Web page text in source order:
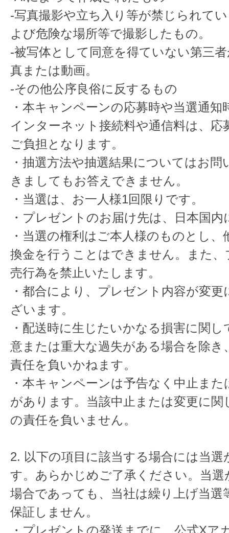
-写真撮影や立ち入り等が禁じられて
よび危険な場所等で撮影したもの。
-被写体として同意を得ていない第三
真または動画。
-その他公序良俗に反するもの
・本キャンペーンの応募時や当選通知
インターネット接続料や通信料は、応
ご負担となります。
・抽選方法や抽選結果についてはお
きましてもお答えできません。
・当選は、お一人様1回限りです。
・プレゼントのお届け先は、日本国
・当選の権利はご本人様のものとし、
換金を行うことはできません。また
売行為を禁止いたします。
・都合により、プレゼント内容が変
ざいます。
・配送時に生じたいかなる損害に関
意または重大な過失がある場合を除き
責任を負いかねます。
・本キャンペーンは予告なく中止ま
があります。当該中止または変更に関
の責任を負いません。
2. 以下の項目に該当する場合には当選
す。あらかじめご了承ください。当
場合であっても、当社は繰り上げ当選
保証しません。
・プレゼントの発送までに、公式Xア